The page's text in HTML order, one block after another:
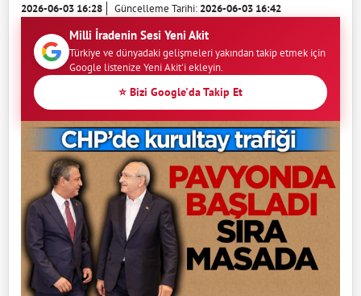
2026-06-03 16:28 Güncelleme Tarihi:2026-06-03 16:42
Milli İradenin Sesi Yeni Akit
Türkiye ve dünyadaki gelişmeleri yakından takip etmek için
Google listenize Yeni Akit'i ekleyin.
⭐ Bizi Google'da Takip Et